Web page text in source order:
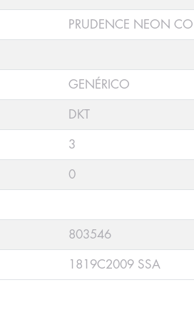
PRUDENCE NEON
GENÉRICO
DKT
3
0
803546
1819C2009 SSA